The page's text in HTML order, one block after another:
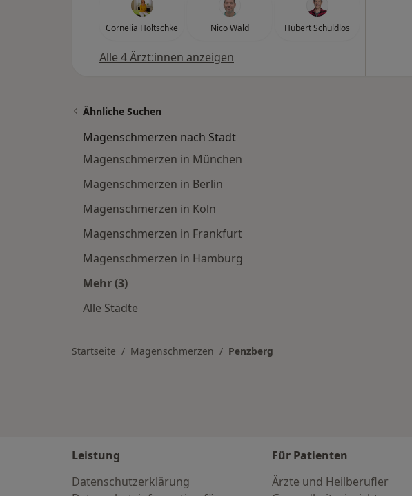
Cornelia Holtschke Nico Wald Hubert Schuldlos
Alle 4 Ärzt:innen anzeigen
Ähnliche Suchen
Magenschmerzen nach Stadt
Magenschmerzen in München
Magenschmerzen in Berlin
Magenschmerzen in Köln
Magenschmerzen in Frankfurt
Magenschmerzen in Hamburg
Mehr (3)
Alle Städte
Startseite Magenschmerzen Penzberg
Leistung
Datenschutzerklärung
Für Patienten
Ärzte und Heilberufler